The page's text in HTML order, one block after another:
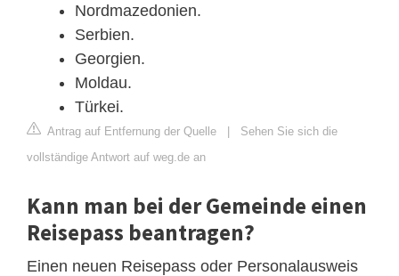
Nordmazedonien.
Serbien.
Georgien.
Moldau.
Türkei.
Antrag auf Entfernung der Quelle | Sehen Sie sich die
vollständige Antwort auf weg.de an
Kann man bei der Gemeinde einen
Reisepass beantragen?
Einen neuen Reisepass oder Personalausweis